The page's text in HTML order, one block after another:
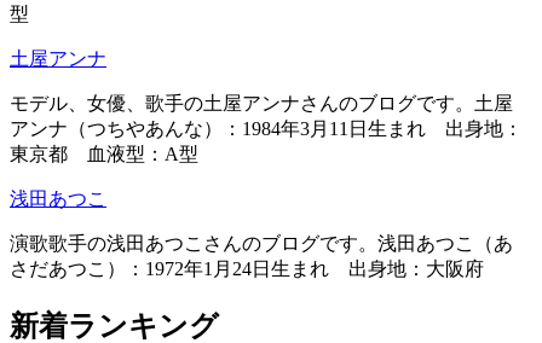
型
土屋アンナ
モデル、女優、歌手の土屋アンナさんのブログです。土屋
アンナ（つちやあんな）：1984年3月11日生まれ 出身地：
東京都 血液型：A型
浅田あつこ
演歌歌手の浅田あつこさんのブログです。浅田あつこ（あ
さだあつこ）：1972年1月24日生まれ 出身地：大阪府
新着ランキング